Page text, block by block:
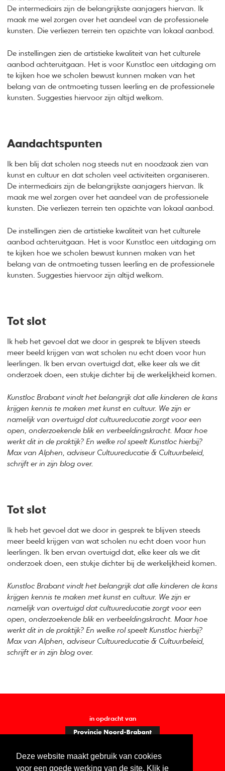
Deze website maakt gebruik van cookies
voor een goede werking van de site. Klik je
De intermediairs zijn de belangrijkste aanjagers hiervan. Ik
maak me wel zorgen over het aandeel van de professionele
kunsten. Die verliezen terrein ten opzichte van lokaal aanbod.
De instellingen zien de artistieke kwaliteit van het culturele
aanbod achteruitgaan. Het is voor Kunstloc een uitdaging om
te kijken hoe we scholen bewust kunnen maken van het
belang van de ontmoeting tussen leerling en de professionele
kunsten. Suggesties hiervoor zijn altijd welkom.
Aandachtspunten
Ik ben blij dat scholen nog steeds nut en noodzaak zien van
kunst en cultuur en dat scholen veel activiteiten organiseren.
De intermediairs zijn de belangrijkste aanjagers hiervan. Ik
maak me wel zorgen over het aandeel van de professionele
kunsten. Die verliezen terrein ten opzichte van lokaal aanbod.
De instellingen zien de artistieke kwaliteit van het culturele
aanbod achteruitgaan. Het is voor Kunstloc een uitdaging om
te kijken hoe we scholen bewust kunnen maken van het
belang van de ontmoeting tussen leerling en de professionele
kunsten. Suggesties hiervoor zijn altijd welkom.
Tot slot
Ik heb het gevoel dat we door in gesprek te blijven steeds
meer beeld krijgen van wat scholen nu echt doen voor hun
leerlingen. Ik ben ervan overtuigd dat, elke keer als we dit
onderzoek doen, een stukje dichter bij de werkelijkheid komen.
Kunstloc Brabant vindt het belangrijk dat alle kinderen de kans
krijgen kennis te maken met kunst en cultuur. We zijn er
namelijk van overtuigd dat cultuureducatie zorgt voor een
open, onderzoekende blik en verbeeldingskracht. Maar hoe
werkt dit in de praktijk? En welke rol speelt Kunstloc hierbij?
Max van Alphen, adviseur Cultuureducatie & Cultuurbeleid,
schrijft er in zijn blog over.
Tot slot
Ik heb het gevoel dat we door in gesprek te blijven steeds
meer beeld krijgen van wat scholen nu echt doen voor hun
leerlingen. Ik ben ervan overtuigd dat, elke keer als we dit
onderzoek doen, een stukje dichter bij de werkelijkheid komen.
Kunstloc Brabant vindt het belangrijk dat alle kinderen de kans
krijgen kennis te maken met kunst en cultuur. We zijn er
namelijk van overtuigd dat cultuureducatie zorgt voor een
open, onderzoekende blik en verbeeldingskracht. Maar hoe
werkt dit in de praktijk? En welke rol speelt Kunstloc hierbij?
Max van Alphen, adviseur Cultuureducatie & Cultuurbeleid,
schrijft er in zijn blog over.
in opdracht van